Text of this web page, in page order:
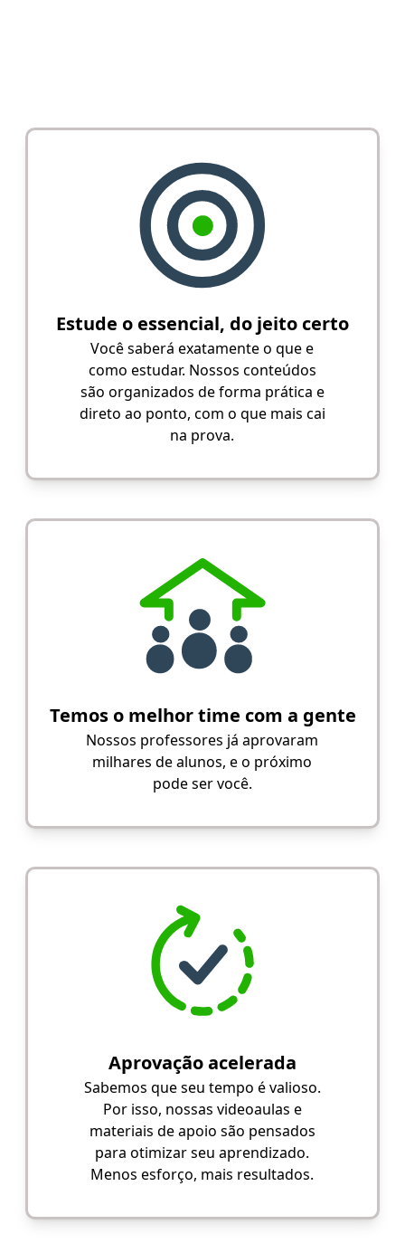
Estude o essencial, do jeito certo
Você saberá exatamente o que e
como estudar. Nossos conteúdos
são organizados de forma prática e
direto ao ponto, com o que mais cai
na prova.
Temos o melhor time com a gente
Nossos professores já aprovaram
milhares de alunos, e o próximo
pode ser você.
Aprovação acelerada
Sabemos que seu tempo é valioso.
Por isso, nossas videoaulas e
materiais de apoio são pensados
para otimizar seu aprendizado.
Menos esforço, mais resultados.